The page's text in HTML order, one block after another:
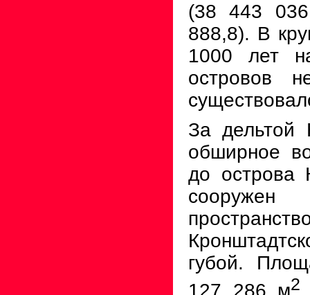
(38 443 036
888,8). В
1000 лет
островов
За дельтой
обширное
до острова
сооружен
губой.
127 286 м2